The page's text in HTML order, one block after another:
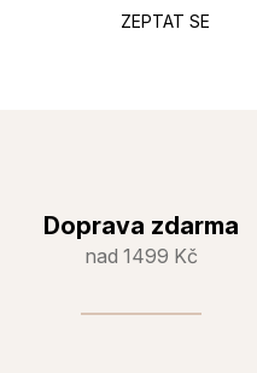
ZEPTAT SE
Doprava zdarma
nad 1499 Kč